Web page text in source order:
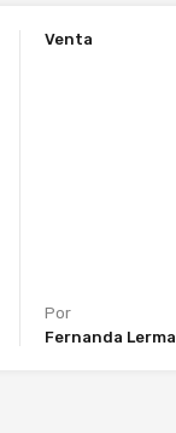
Venta
Por
Fernanda Lerma